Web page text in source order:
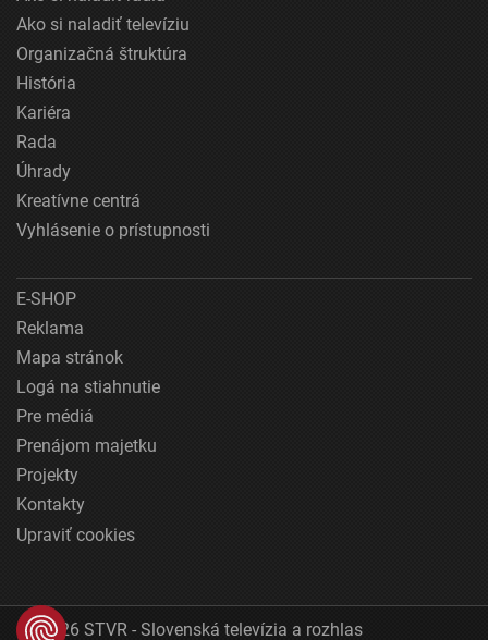
Ako si naladiť televíziu
Organizačná štruktúra
História
Kariéra
Rada
Úhrady
Kreatívne centrá
Vyhlásenie o prístupnosti
E-SHOP
Reklama
Mapa stránok
Logá na stiahnutie
Pre médiá
Prenájom majetku
Projekty
Kontakty
Upraviť cookies
© 2026 STVR - Slovenská televízia a rozhlas